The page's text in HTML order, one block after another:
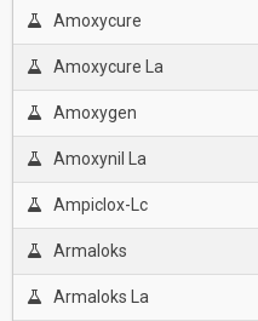
Amoxycure
Amoxycure La
Amoxygen
Amoxynil La
Ampiclox-Lc
Armaloks
Armaloks La